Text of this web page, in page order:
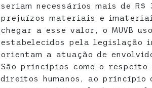
seriam necessários mais de R$
prejuízos materiais e
chegar a esse valor, o MUVB
estabelecidos pela legislação
orientam a atuação de
São princípios como o respeito
direitos humanos, ao princípio